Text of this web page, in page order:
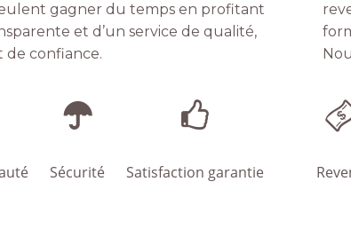
gagner du temps en profitant
et d’un service de qualité,
de confiance.
Sécurité Satisfaction garantie